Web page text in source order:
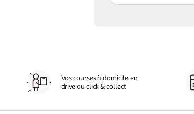
Vos courses à domicile, en
drive ou click & collect